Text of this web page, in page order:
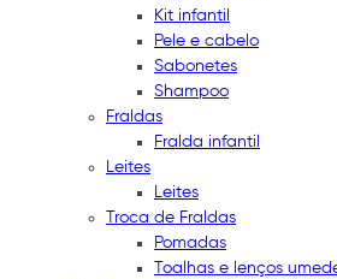
Kit infantil
Pele e cabelo
Sabonetes
Shampoo
Fraldas
Fralda infantil
Leites
Leites
Troca de Fraldas
Pomadas
Toalhas e lenços